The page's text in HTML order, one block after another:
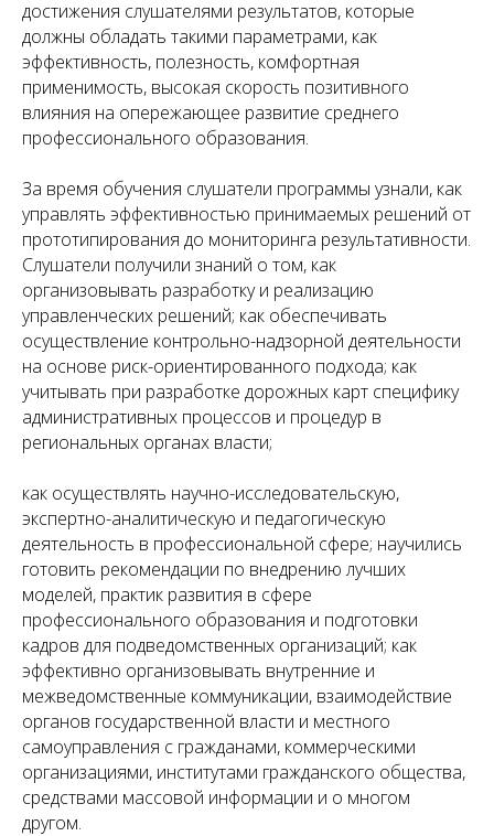
достижения слушателями результатов, которые
должны обладать такими параметрами, как
эффективность, полезность, комфортная
применимость, высокая скорость позитивного
влияния на опережающее развитие среднего
профессионального образования.
За время обучения слушатели программы узнали, как
управлять эффективностью принимаемых решений от
прототипирования до мониторинга результативности.
Слушатели получили знаний о том, как
организовывать разработку и реализацию
управленческих решений; как обеспечивать
осуществление контрольно-надзорной деятельности
на основе риск-ориентированного подхода; как
учитывать при разработке дорожных карт специфику
административных процессов и процедур в
региональных органах власти;
как осуществлять научно-исследовательскую,
экспертно-аналитическую и педагогическую
деятельность в профессиональной сфере; научились
готовить рекомендации по внедрению лучших
моделей, практик развития в сфере
профессионального образования и подготовки
кадров для подведомственных организаций; как
эффективно организовывать внутренние и
межведомственные коммуникации, взаимодействие
органов государственной власти и местного
самоуправления с гражданами, коммерческими
организациями, институтами гражданского общества,
средствами массовой информации и о многом
другом.